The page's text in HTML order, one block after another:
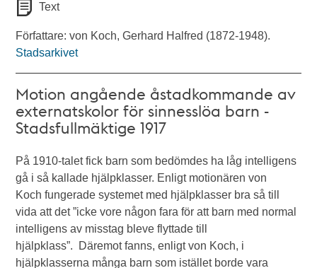
Text
Författare: von Koch, Gerhard Halfred (1872-1948).
Stadsarkivet
Motion angående åstadkommande av
externatskolor för sinnesslöa barn -
Stadsfullmäktige 1917
På 1910-talet fick barn som bedömdes ha låg intelligens
gå i så kallade hjälpklasser. Enligt motionären von
Koch fungerade systemet med hjälpklasser bra så till
vida att det ”icke vore någon fara för att barn med normal
intelligens av misstag bleve flyttade till
hjälpklass”. Däremot fanns, enligt von Koch, i
hjälpklasserna många barn som istället borde vara